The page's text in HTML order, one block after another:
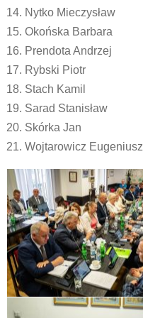
Nytko Mieczysław
Okońska Barbara
Prendota Andrzej
Rybski Piotr
Stach Kamil
Sarad Stanisław
Skórka Jan
Wojtarowicz Eugeniusz